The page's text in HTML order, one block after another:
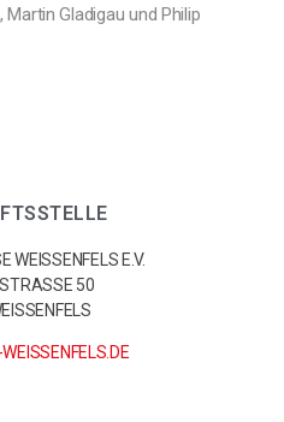
Gladigau und Philip
WEISSENFELS E.V.
50